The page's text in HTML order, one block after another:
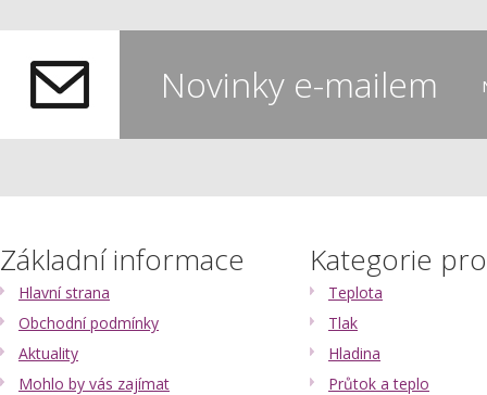
Novinky e-mailem
Základní informace
Hlavní strana
Obchodní podmínky
Aktuality
Mohlo by vás zajímat
Kategorie
Teplota
Tlak
Hladina
Průtok a teplo